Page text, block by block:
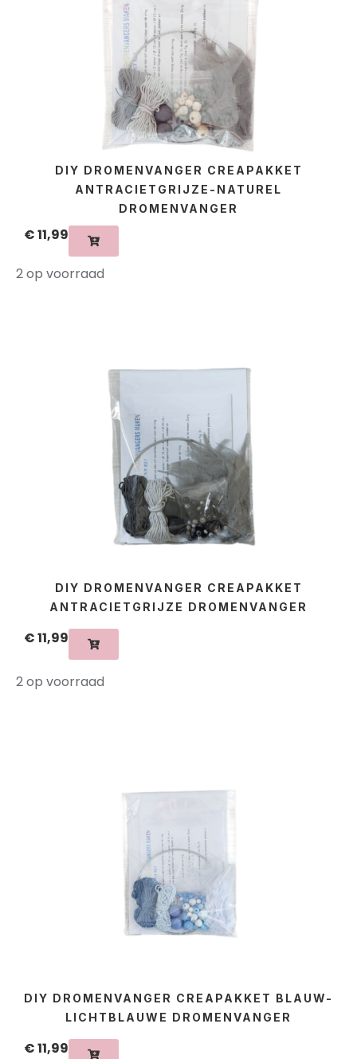
DIY DROMENVANGER CREAPAKKET
ANTRACIETGRIJZE-NATUREL
DROMENVANGER
€11,99
2 op voorraad
DIY DROMENVANGER CREAPAKKET
ANTRACIETGRIJZE DROMENVANGER
€11,99
2 op voorraad
DIY DROMENVANGER CREAPAKKET BLAUW-
LICHTBLAUWE DROMENVANGER
€11,99